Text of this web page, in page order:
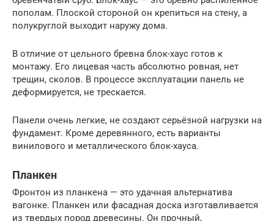
пополам. Плоской стороной он крепиться на стену, а
полукруглой выходит наружу дома.
В отличие от цельного бревна блок-хаус готов к
монтажу. Его лицевая часть абсолютно ровная, нет
трещин, сколов. В процессе эксплуатации панель не
деформируется, не трескается.
Панели очень легкие, не создают серьёзной нагрузки на
фундамент. Кроме деревянного, есть варианты
винилового и металлического блок-хауса.
Планкен
Фронтон из планкена — это удачная альтернатива
вагонке. Планкен или фасадная доска изготавливается
из твердых пород древесины. Он прочный,